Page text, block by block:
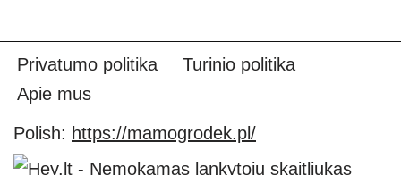
Privatumo politika
Turinio politika
Apie mus
Polish: https://mamogrodek.pl/